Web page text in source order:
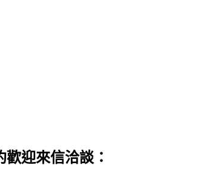
迎來信洽談：